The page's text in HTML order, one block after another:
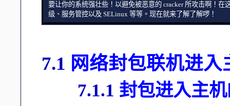
要让你的系统强壮些！以避免被恶意的 cracker 所攻击啊！
级、服务管控以及 SELinux 等等。现在就来了解了解啰！
7.1 网络封包联机进入
7.1.1 封包进入主